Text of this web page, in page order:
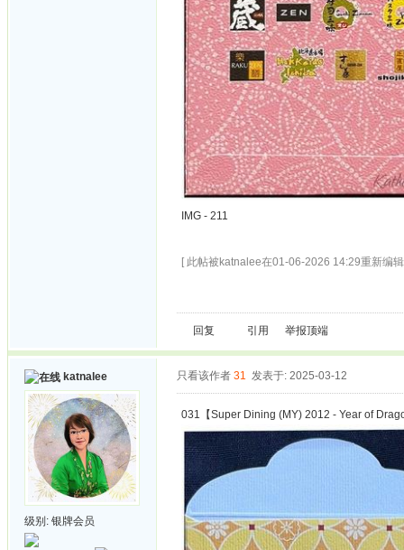
IMG - 211
[ 此帖被katnalee在01-06-2026 14:29重新编
回复 引用 举报顶端
katnalee
级别: 银牌会员
只看该作者 31 发表于: 2025-03-12
031【Super Dining (MY) 2012 - Year of